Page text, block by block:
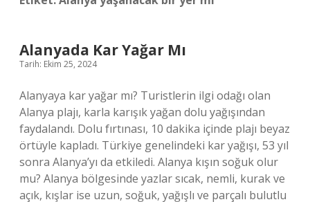
Alanyada Kar Yağar Mı
Tarih: Ekim 25, 2024
Alanyaya kar yağar mı? Turistlerin ilgi odağı olan
Alanya plajı, karla karışık yağan dolu yağışından
faydalandı. Dolu fırtınası, 10 dakika içinde plajı beyaz
örtüyle kapladı. Türkiye genelindeki kar yağışı, 53 yıl
sonra Alanya’yı da etkiledi. Alanya kışın soğuk olur
mu? Alanya bölgesinde yazlar sıcak, nemli, kurak ve
açık, kışlar ise uzun, soğuk, yağışlı ve parçalı bulutlu